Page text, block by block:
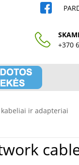
+370
ir adapteriai
| CAT 5e